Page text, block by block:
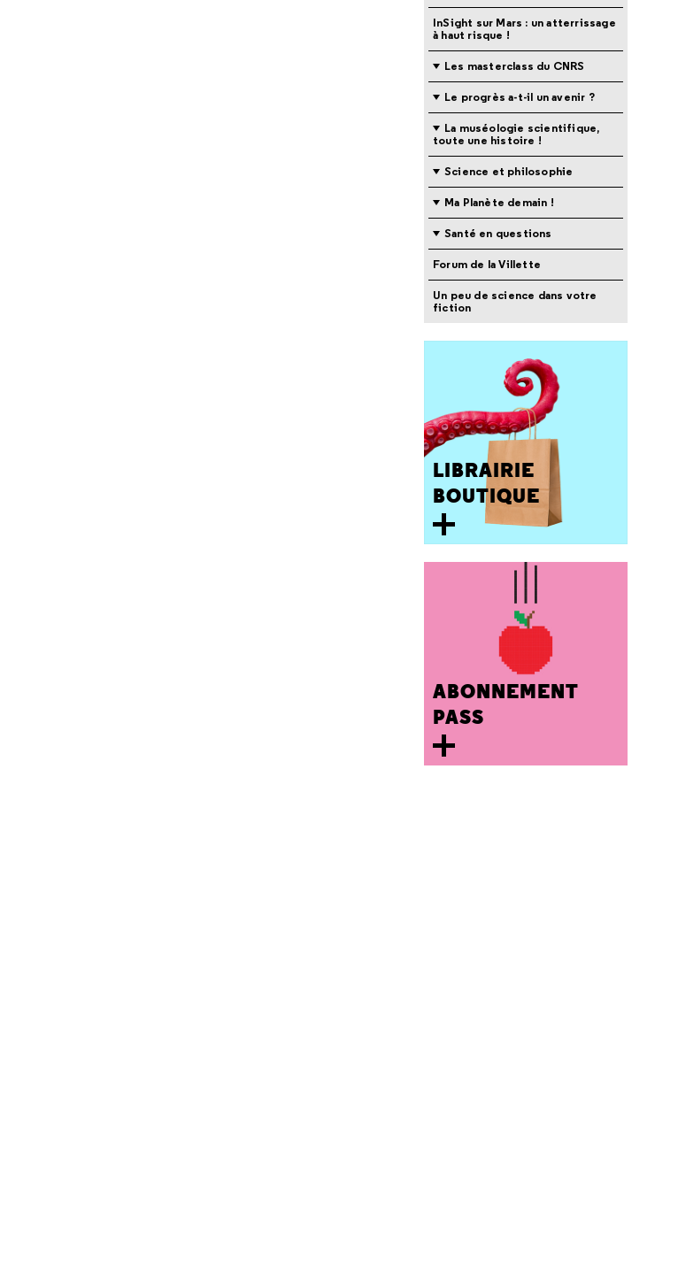
InSight sur Mars : un atterrissage
à haut risque !
Les masterclass du CNRS
Le progrès a-t-il un avenir ?
La muséologie scientifique,
toute une histoire !
Science et philosophie
Ma Planète demain !
Santé en questions
Forum de la Villette
Un peu de science dans votre
fiction
LIBRAIRIE
BOUTIQUE
ABONNEMENT
PASS